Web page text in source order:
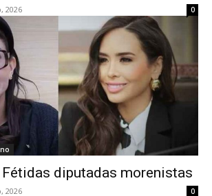
2026 0
Fétidas diputadas morenistas
2026 0